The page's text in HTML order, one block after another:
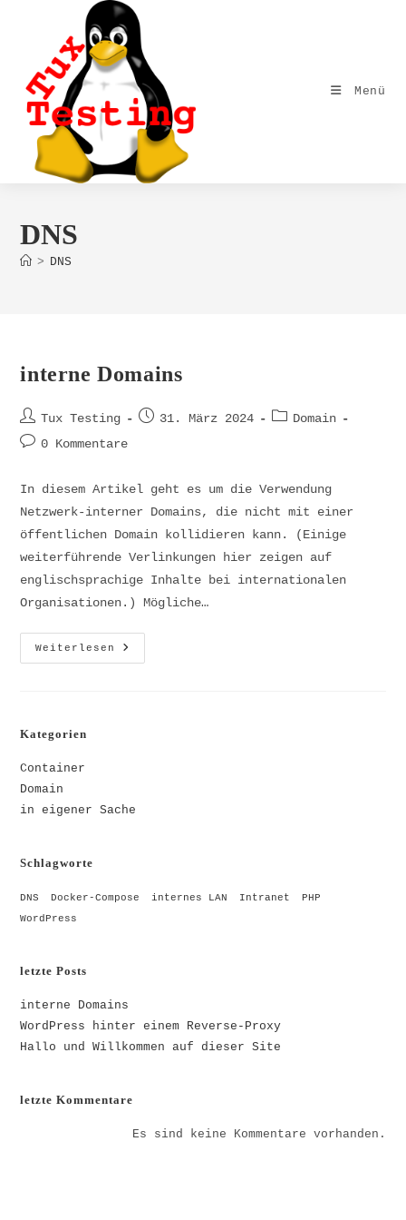
springen
Menü
DNS
> DNS
interne Domains
Beitrags-
Autor:
Tux Testing
Beitrag31. März 2024
Beitrags-
Domain
Beitrags-
0 Kommentare
In diesem Artikel geht es um die Verwendung
Netzwerk-interner Domains, die nicht mit einer
öffentlichen Domain kollidieren kann. (Einige
weiterführende Verlinkungen hier zeigen auf
englischsprachige Inhalte bei internationalen
Organisationen.) Mögliche…
Weiterlesen
Interne
Domains
Kategorien
Container
Domain
in eigener Sache
Schlagworte
DNS Docker-Compose internes LAN Intranet
PHP
WordPress
letzte Posts
interne Domains
WordPress hinter einem Reverse-Proxy
Hallo und Willkommen auf dieser Site
letzte Kommentare
Es sind keine Kommentare vorhanden.